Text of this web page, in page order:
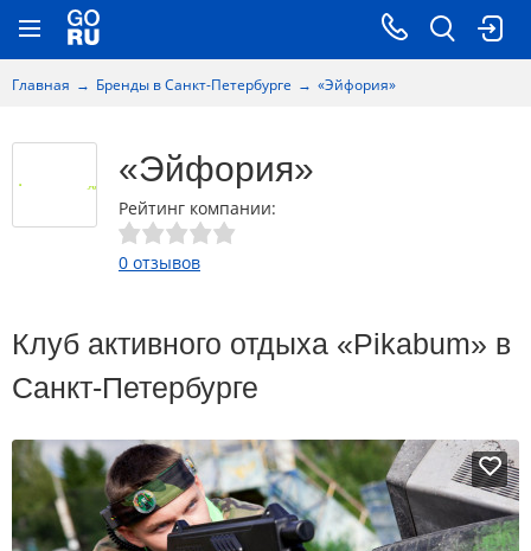
Главная Бренды в Санкт-Петербурге «Эйфория»
«Эйфория»
Рейтинг компании:
0 отзывов
Клуб активного отдыха «Pikabum» в
Санкт-Петербурге